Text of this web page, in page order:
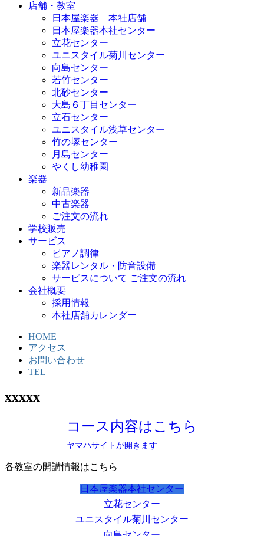
店舗・教室
日本屋楽器 本社店舗
日本屋楽器本社センター
立花センター
ユニスタイル菊川センター
向島センター
若竹センター
北砂センター
大島６丁目センター
立石センター
ユニスタイル浅草センター
竹の塚センター
月島センター
やくし幼稚園
楽器
新品楽器
中古楽器
ご注文の流れ
学校販売
サービス
ピアノ調律
楽器レンタル・防音設備
サービスについて ご注文の流れ
会社概要
採用情報
本社店舗カレンダー
HOME
アクセス
お問い合わせ
TEL
xxxxx
コース内容はこちら
ヤマハサイトが開きます
各教室の開講情報はこちら
日本屋楽器本社センター
立花センター
ユニスタイル菊川センター